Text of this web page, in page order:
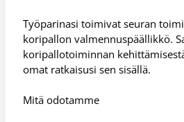
Työparinasi toimivat seuran
koripallon valmennuspäällikkö.
koripallotoiminnan
omat ratkaisusi sen sisällä.
Mitä odotamme